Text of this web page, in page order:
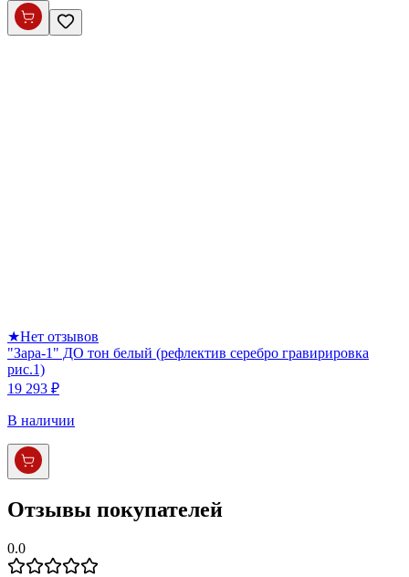
★Нет отзывов
"Зара-1" ДО тон белый (рефлектив серебро гравирировка
рис.1)
19 293 ₽
В наличии
Отзывы покупателей
0.0